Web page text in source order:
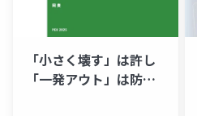
「小さく壊す」は許し
「一発アウト」は防ぐ